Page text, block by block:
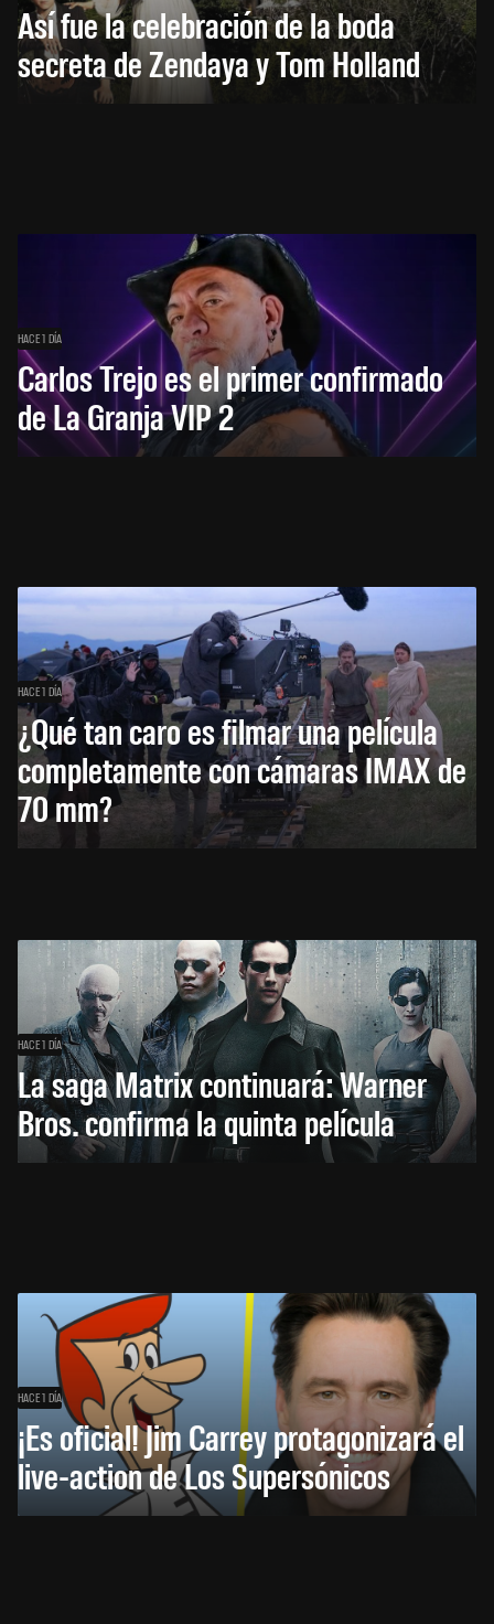
Así fue la celebración de la boda
secreta de Zendaya y Tom Holland
HACE 1 DÍA
Carlos Trejo es el primer confirmado
de La Granja VIP 2
HACE 1 DÍA
¿Qué tan caro es filmar una película
completamente con cámaras IMAX de
70 mm?
HACE 1 DÍA
La saga Matrix continuará: Warner
Bros. confirma la quinta película
HACE 1 DÍA
¡Es oficial! Jim Carrey protagonizará el
live-action de Los Supersónicos